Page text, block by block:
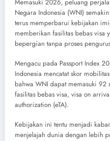
Memasuki 2026, peluang
Negara Indonesia (WNI)
terus memperbarui kebijakan
memberikan fasilitas bebas visa
bepergian tanpa proses
Mengacu pada Passport Index
Indonesia mencatat skor
bahwa WNI dapat memasuki
fasilitas bebas visa, visa on
authorization (eTA).
Kebijakan ini tentu menjadi
menjelajah dunia dengan lebih